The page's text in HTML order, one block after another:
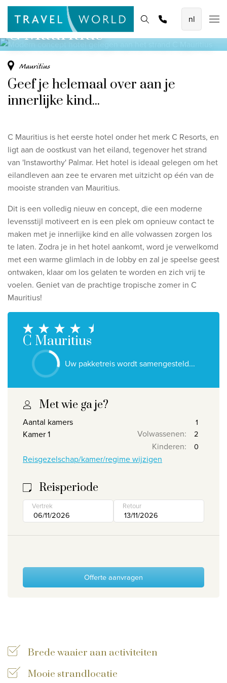
De mooiste vliegvakanties
Baoase Luxury Resort Curaçao
Lux* Grand Baie Resort Mauritius
Constance Halaveli Maldives
Bekijk alle vliegvakanties
8-daagse Emiraten Ontdekkingsreis
Fly & Drive - Kleuren van Yucatan
Ontdekking Sri Lanka
Bekijk alle rondreizen
Ontdek onze thema's
Huwelijksreis
Adults only
Luxury
Bekijk alle thema's
De beste aanbiedingen
IKYK Malta
Dhigali Resort Maldives
Bekijk alle promoties
Waarom Travelworld
Onze bestemmingen
Contacteer ons
Onze reiskantoren
Nuttige links
Vacatures
Homepage Bestemmingen Thema's Promoties
Offerte aanvragen
strand
C Mauritius
Mauritius
Geef je helemaal over aan je
innerlijke kind...
C Mauritius is het eerste hotel onder het merk C Resorts, en
ligt aan de oostkust van het eiland, tegenover het strand
van 'Instaworthy' Palmar. Het hotel is ideaal gelegen om het
eilandleven aan zee te ervaren met uitzicht op één van de
mooiste stranden van Mauritius.
Dit is een volledig nieuw en concept, die een moderne
levensstijl motiveert en is een plekom opnieuw contact te
maken met je innerlijke kind en alle volwassen zorgen los
te laten. Zodra je in het hotel aankomt, word je verwelkomd
met een warme glimlach in de lobby en zal jespeelse geest
ontwaken, klaar om los gelaten te worden en zich vrij te
voelen. Geniet van de prachtige tropische zomer in C
Mauritius!
C Mauritius
Uw pakketreis wordt samengesteld...
Met wie ga je?
Aantal kamers
Kamer 1
Volwassenen:
Kinderen:
Reisgezelschap/kamer/regime wijzigen
Reisperiode
Vertrek Retour
Offerte aanvragen
Brede waaier aan activiteiten
Mooie strandlocatie